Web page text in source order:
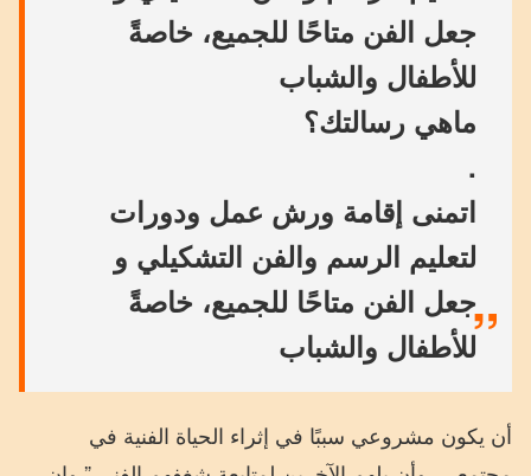
جعل الفن متاحًا للجميع، خاصةً
للأطفال والشباب
ماهي رسالتك؟
.
اتمنى إقامة ورش عمل ودورات
لتعليم الرسم والفن التشكيلي و
جعل الفن متاحًا للجميع، خاصةً
للأطفال والشباب
أن يكون مشروعي سببًا في إثراء الحياة الفنية في